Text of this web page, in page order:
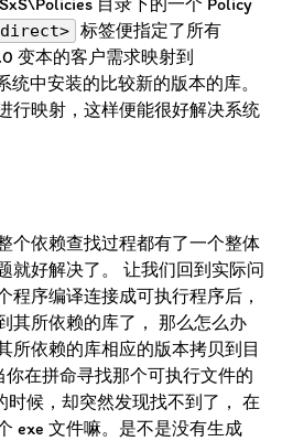
标签便指定了所有
变本的客户需求映射到
统中安装的比较新的版本的库。
行映射，这样便能很好解决系统
个依赖查找过程都有了一个整体
就好解决了。 让我们回到实际问
程序编译连接成可执行程序后，
其所依赖的库了， 那么怎么办
所依赖的库相应的版本拷贝到目
在拼命寻找那个可执行文件的
时候，却突然发现找不到了， 在
exe 文件嘛。是不是没有生成